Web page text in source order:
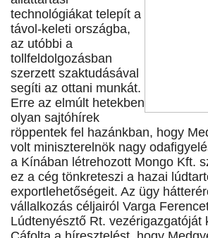
technológiákat telepít a
távol-keleti országba,
az utóbbi a
tollfeldolgozásban
szerzett szaktudásával
segíti az ottani munkát.
Erre az elmúlt hetekben
olyan sajtóhírek
röppentek fel hazánkban, hogy
volt miniszterelnök nagy
a Kínában létrehozott Mongo Kft.
ez a cég tönkreteszi a hazai
exportlehetőségeit. Az ügy
vállalkozás céljairól Varga
Lúdtenyésztő Rt. vezérigazgatóját